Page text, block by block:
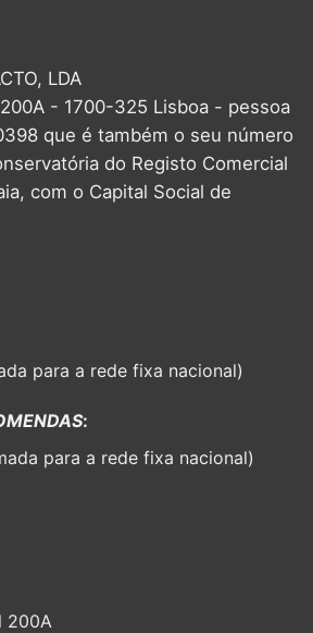
LDA
- 1700-325 Lisboa - pessoa
que é também o seu número
do Registo Comercial
com o Capital Social de
para a rede fixa nacional)
:
para a rede fixa nacional)
200A